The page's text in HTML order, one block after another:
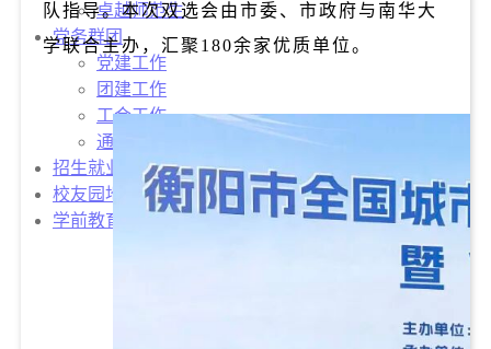
卓越师范生
党务群团
党建工作
团建工作
工会工作
通知公告
招生就业
校友园地
学前教育热点
队指导。本次双选会由市委、市政府与南华大
学联合主办，汇聚180余家优质单位。